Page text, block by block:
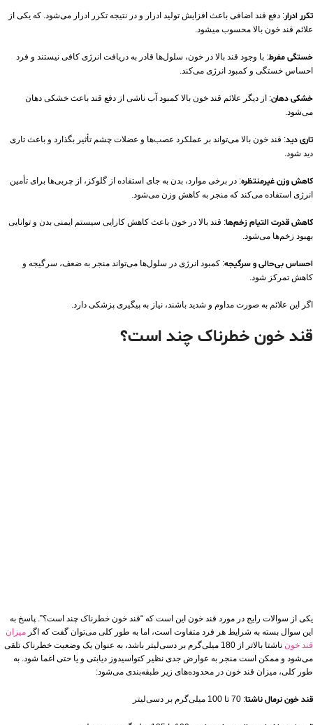
تکرر ادرار: دفع قند اضافی باعث افزایش تولید ادرار و در نتیجه تکرر ادرار می‌شود. که یکی از
علائم قند خون بالا محسوب میشود.
خستگی مفرط: با وجود قند بالا در خون، سلول‌ها قادر به دریافت انرژی کافی نیستند و فرد
احساس خستگی و کمبود انرژی می‌کند.
خشکی دهان: از دیگر علائم قند خون بالا کمبود آب ناشی از دفع قند باعث خشکی دهان
می‌شود.
تاری دید: قند خون بالا می‌تواند بر عملکرد عصب‌ها و عضلات چشم تأثیر بگذارد و باعث تاری
دید شود.
کاهش وزن غیرمنتظره: در برخی موارد، بدن به جای استفاده از گلوکز، از چربی‌ها برای تأمین
انرژی استفاده می‌کند که منجر به کاهش وزن می‌شود.
کاهش قدرت التیام زخم‌ها: قند بالا در خون باعث کاهش کارایی سیستم ایمنی بدن و توانایی
بهبود زخم‌ها می‌شود.
احساس بی‌حالی و سرگیجه: کمبود انرژی در سلول‌ها می‌تواند منجر به ضعف، سرگیجه و
کاهش تمرکز شود.
اگر این علائم به صورت مداوم و شدید باشند، نیاز به پیگیری پزشکی دارد.
قند خون خطرناک چند است؟
یکی از سوالات رایج در مورد قند خون این است که “قند خون خطرناک چند است؟”. پاسخ به
این سوال بسته به شرایط هر فرد متفاوت است، اما به طور کلی می‌توان گفت که اگر میزان
قند خون
ناشتا بالاتر از 180 میلی‌گرم بر دسی‌لیتر باشد، به عنوان یک وضعیت خطرناک تلقی
می‌شود و ممکن است منجر به عوارض جدی نظیر کتواسیدوز دیابتی و یا حتی اغما شود. به
طور کلی، میزان قند خون در محدوده‌های زیر طبقه‌بندی می‌شود:
قند خون نرمال ناشتا: 70 تا 100 میلی‌گرم بر دسی‌لیتر